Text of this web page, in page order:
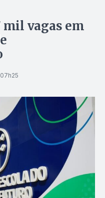
mil vagas em